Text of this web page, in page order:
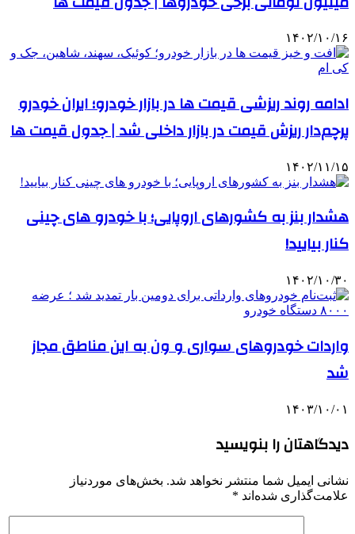
۱۴۰۲/۱۰/۱۶
ادامه روند ریزشی قیمت ها در بازار خودرو؛ ایران خودرو
پرچم‌دار ریزش قیمت در بازار داخلی شد | جدول قیمت ها
۱۴۰۲/۱۱/۱۵
هشدار بنز به کشورهای اروپایی؛ با خودرو های چینی
کنار بیایید!
۱۴۰۲/۱۰/۳۰
واردات خودروهای سواری و ون به این مناطق مجاز
شد
۱۴۰۳/۱۰/۰۱
دیدگاهتان را بنویسید
نشانی ایمیل شما منتشر نخواهد شد. بخش‌های موردنیاز
علامت‌گذاری شده‌اند *